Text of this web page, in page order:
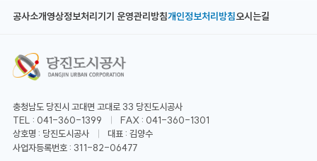
공사소개영상정보처리기기 운영관리방침개인정보처리방침오시는길
충청남도 당진시 고대면 고대로 33 당진도시공사
TEL : 041-360-1399
FAX : 041-360-1301
상호명 : 당진도시공사
대표 : 김양수
사업자등록번호 : 311-82-06477